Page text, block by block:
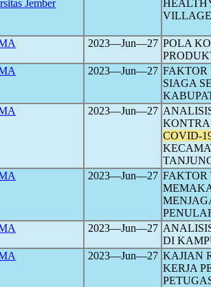
Jember
2023―Jun―27 POLA
2023―Jun―27 FAKTOR
SIAGA
2023―Jun―27
COVID-
2023―Jun―27 FAKTOR
2023―Jun―27
DI
2023―Jun―27 KAJIAN
KERJA